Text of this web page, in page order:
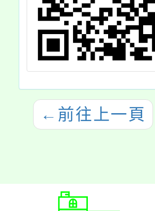
← 前往上一頁